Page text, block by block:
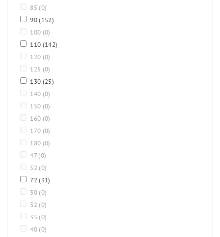
85 (0)
90(152)
100 (0)
110 (142)
120 (0)
125 (0)
130 (25)
140 (0)
150 (0)
160 (0)
170 (0)
180 (0)
47 (0)
52 (0)
72(31)
30 (0)
32 (0)
35 (0)
40 (0)